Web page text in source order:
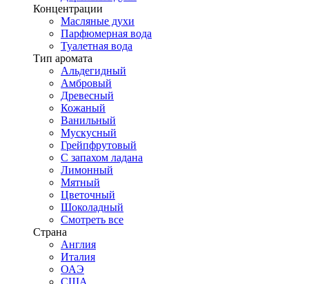
Концентрации
Масляные духи
Парфюмерная вода
Туалетная вода
Тип аромата
Альдегидный
Амбровый
Древесный
Кожаный
Ванильный
Мускусный
Грейпфрутовый
С запахом ладана
Лимонный
Мятный
Цветочный
Шоколадный
Смотреть все
Страна
Англия
Италия
ОАЭ
США